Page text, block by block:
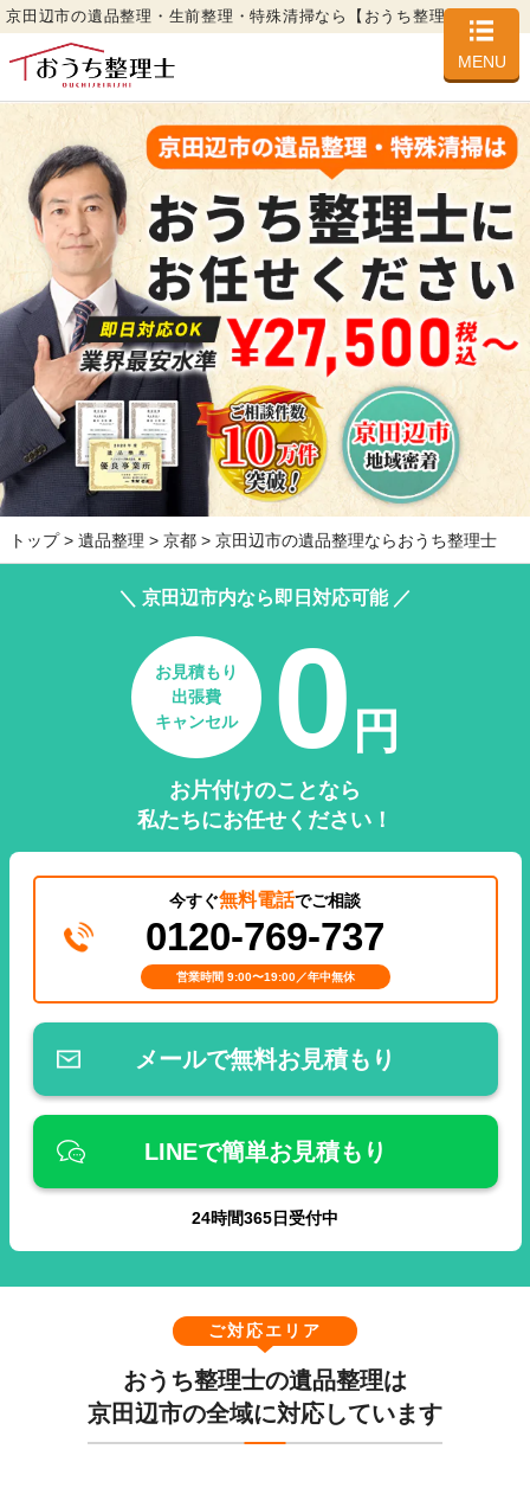
京田辺市の遺品整理・生前整理・特殊清掃なら【おうち整理士】
MENU
トップ 遺品整理 京都 京田辺市の遺品整理ならおうち整理士
＼ 京田辺市内なら即日対応可能 ／
お見積もり
出張費
キャンセル
0 円
お片付けのことなら
私たちにお任せください！
今すぐ無料電話でご相談
0120-769-737
営業時間 9:00〜19:00／年中無休
メールで無料お見積もり
LINEで簡単お見積もり
24時間365日受付中
ご対応エリア
おうち整理士の遺品整理は
京田辺市の全域に対応しています